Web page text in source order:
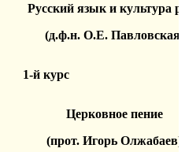
Русский язык и культура
(д.ф.н. О.Е. Павловская)
1-й курс
Церковное пение
(прот. Игорь Олжабаев)